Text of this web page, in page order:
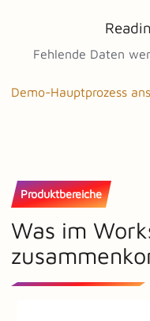
Fehlende Daten
Demo-Hauptprozess
Produktbereiche
Was im